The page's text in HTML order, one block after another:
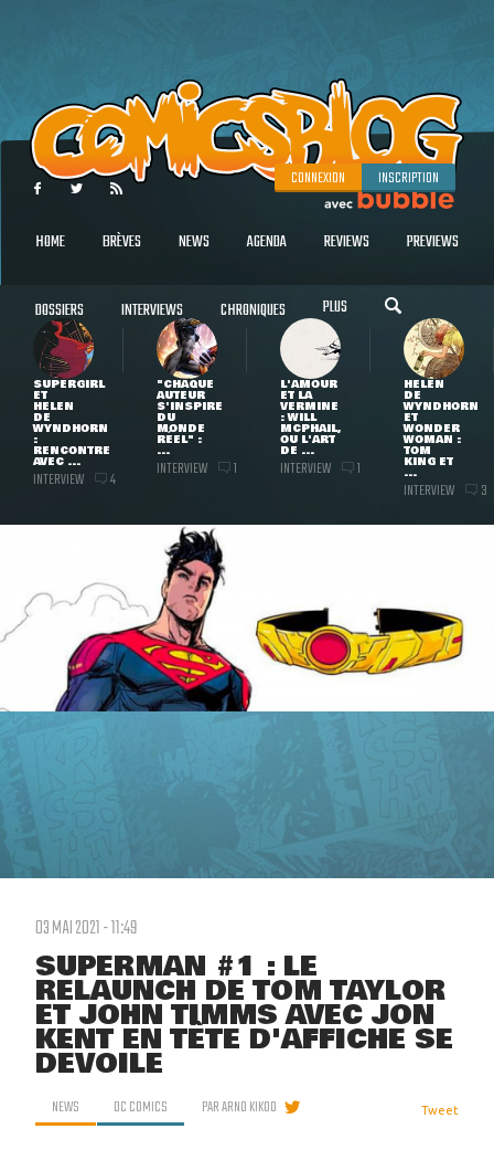
CONNEXION INSCRIPTION
HOME BRÈVES NEWS AGENDA REVIEWS PREVIEWS
DOSSIERS INTERVIEWS CHRONIQUES PLUS
SUPERGIRL
ET
HELEN
DE
WYNDHORN
:
RENCONTRE
AVEC ...
INTERVIEW 4
"CHAQUE
AUTEUR
S'INSPIRE
DU
MONDE
RÉEL" :
...
INTERVIEW 1
L'AMOUR
ET LA
VERMINE
: WILL
MCPHAIL,
OU L'ART
DE ...
INTERVIEW 1
HELEN
DE
WYNDHORN
ET
WONDER
WOMAN :
TOM
KING ET
...
INTERVIEW 3
03 MAI 2021 - 11:49
SUPERMAN #1 : LE
RELAUNCH DE TOM TAYLOR
ET JOHN TIMMS AVEC JON
KENT EN TÊTE D'AFFICHE SE
DÉVOILE
NEWS DC COMICS PARARNO KIKOO Tweet